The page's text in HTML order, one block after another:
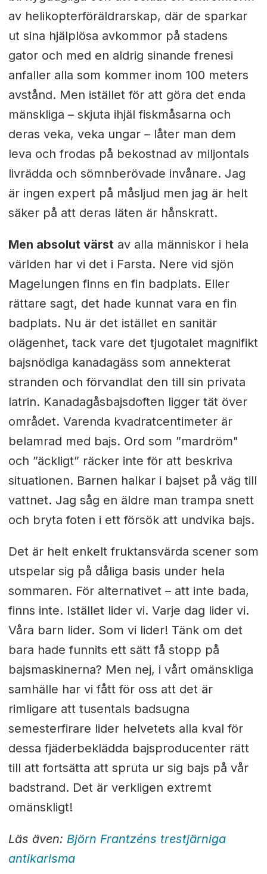
av helikopterföräldrarskap, där de sparkar
ut sina hjälplösa avkommor på stadens
gator och med en aldrig sinande frenesi
anfaller alla som kommer inom 100 meters
avstånd. Men istället för att göra det enda
mänskliga – skjuta ihjäl fiskmåsarna och
deras veka, veka ungar – låter man dem
leva och frodas på bekostnad av miljontals
livrädda och sömnberövade invånare. Jag
är ingen expert på måsljud men jag är helt
säker på att deras läten är hånskratt.
Men absolut värstav alla människor i hela
världen har vi det i Farsta. Nere vid sjön
Magelungen finns en fin badplats. Eller
rättare sagt, det hade kunnat vara en fin
badplats. Nu är det istället en sanitär
olägenhet, tack vare det tjugotalet magnifikt
bajsnödiga kanadagäss som annekterat
stranden och förvandlat den till sin privata
latrin. Kanadagåsbajsdoften ligger tät över
området. Varenda kvadratcentimeter är
belamrad med bajs. Ord som ”mardröm"
och ”äckligt” räcker inte för att beskriva
situationen. Barnen halkar i bajset på väg till
vattnet. Jag såg en äldre man trampa snett
och bryta foten i ett försök att undvika bajs.
Det är helt enkelt fruktansvärda scener som
utspelar sig på dåliga basis under hela
sommaren. För alternativet – att inte bada,
finns inte. Istället lider vi. Varje dag lider vi.
Våra barn lider. Som vi lider! Tänk om det
bara hade funnits ett sätt få stopp på
bajsmaskinerna? Men nej, i vårt omänskliga
samhälle har vi fått för oss att det är
rimligare att tusentals badsugna
semesterfirare lider helvetets alla kval för
dessa fjäderbeklädda bajsproducenter rätt
till att fortsätta att spruta ur sig bajs på vår
badstrand. Det är verkligen extremt
omänskligt!
Läs även: Björn Frantzéns trestjärniga
antikarisma